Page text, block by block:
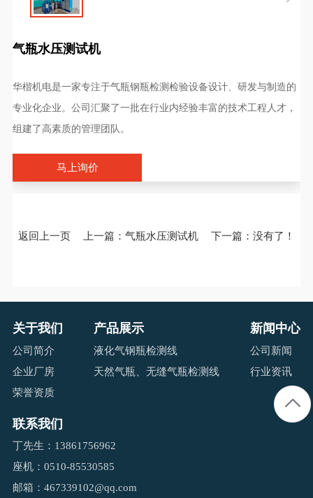
气瓶水压测试机
华楷机电是一家专注于气瓶钢瓶检测检验设备设计、研发与制造的
专业化企业。公司汇聚了一批在行业内经验丰富的技术工程人才，
组建了高素质的管理团队。
马上询价
返回上一页 上一篇： 气瓶水压测试机 下一篇：没有了！
关于我们
公司简介
企业厂房
荣誉资质
产品展示
液化气钢瓶检测线
天然气瓶、无缝气瓶检测线
新闻中心
公司新闻
行业资讯
联系我们
丁先生：13861756962
座机：0510-85530585
邮箱：467339102@qq.com